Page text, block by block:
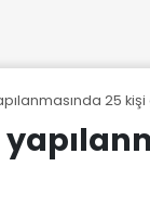
25 kişi